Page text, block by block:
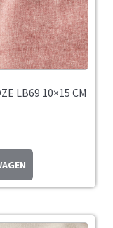
LB69 10×15 CM